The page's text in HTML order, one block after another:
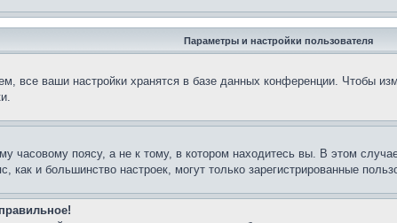
Параметры и настройки пользователя
все ваши настройки хранятся в базе данных конференции. Чтобы
часовому поясу, а не к тому, в котором находитесь вы. В этом
как и большинство настроек, могут только зарегистрированные